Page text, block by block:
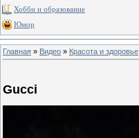
Хобби и образование
Юмор
Главная » Видео » Красота и здоровье
Gucci